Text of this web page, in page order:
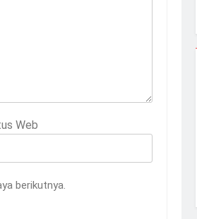
Web
berikutnya.